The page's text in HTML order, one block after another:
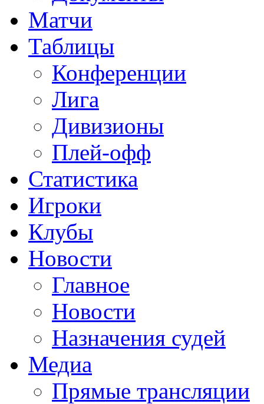
Матчи
Таблицы
Конференции
Лига
Дивизионы
Плей-офф
Статистика
Игроки
Клубы
Новости
Главное
Новости
Назначения судей
Медиа
Прямые трансляции